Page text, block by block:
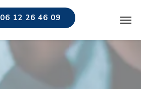
06 12 26 46 09